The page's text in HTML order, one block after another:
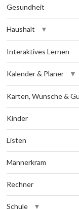
Gesundheit
Haushalt
Interaktives Lernen
Kalender & Planer
Karten, Wünsche &
Kinder
Listen
Männerkram
Rechner
Schule